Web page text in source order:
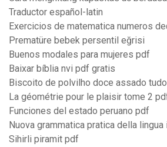
Traductor español-latin
Exercicios de matematica numeros
Prematüre bebek persentil eğrisi
Buenos modales para mujeres pdf
Baixar bíblia nvi pdf gratis
Biscoito de polvilho doce assado
La géométrie pour le plaisir tome 2
Funciones del estado peruano pdf
Nuova grammatica pratica della
Sihirli piramit pdf